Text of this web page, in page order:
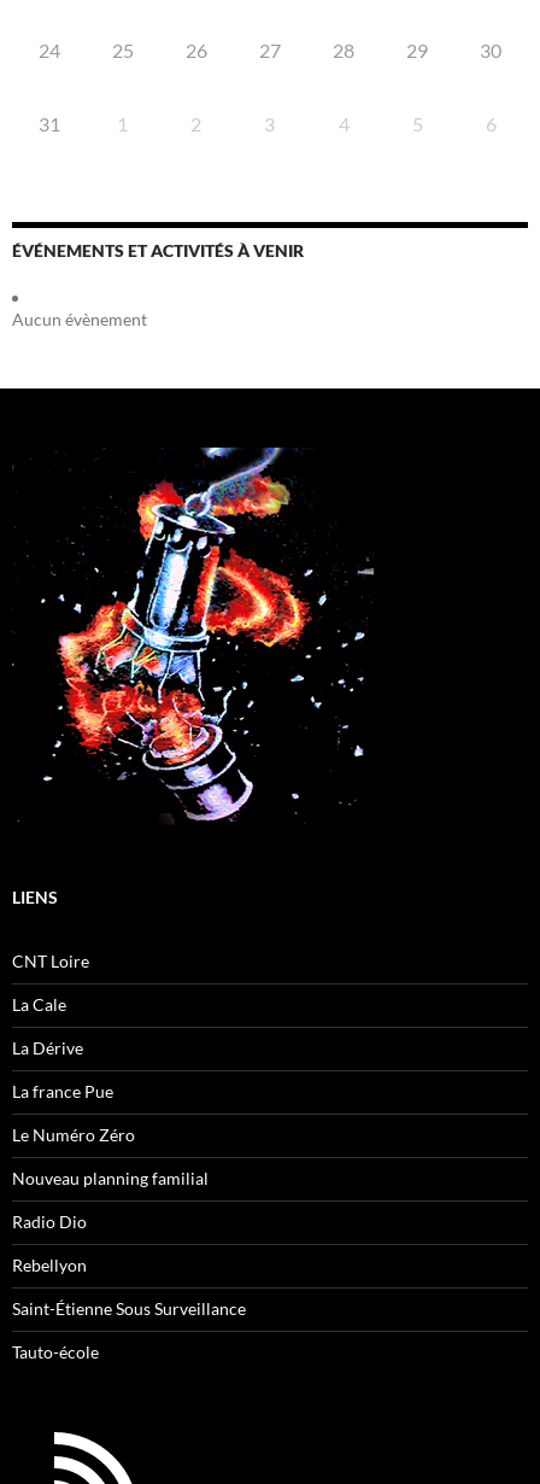
24 25 26 27 28 29 30
31 1 2 3 4 5 6
ÉVÉNEMENTS ET ACTIVITÉS À VENIR
Aucun évènement
LIENS
CNT Loire
La Cale
La Dérive
La france Pue
Le Numéro Zéro
Nouveau planning familial
Radio Dio
Rebellyon
Saint-Étienne Sous Surveillance
Tauto-école